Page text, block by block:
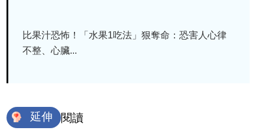
比果汁恐怖！「水果1吃法」狠奪命：恐害人心律
不整、心臟...
延伸 閱讀